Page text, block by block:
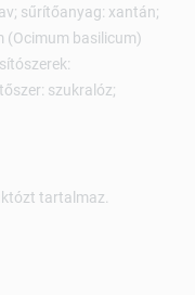
sűrítőanyag: xantán;
(Ocimum basilicum)
szukralóz;
tartalmaz.